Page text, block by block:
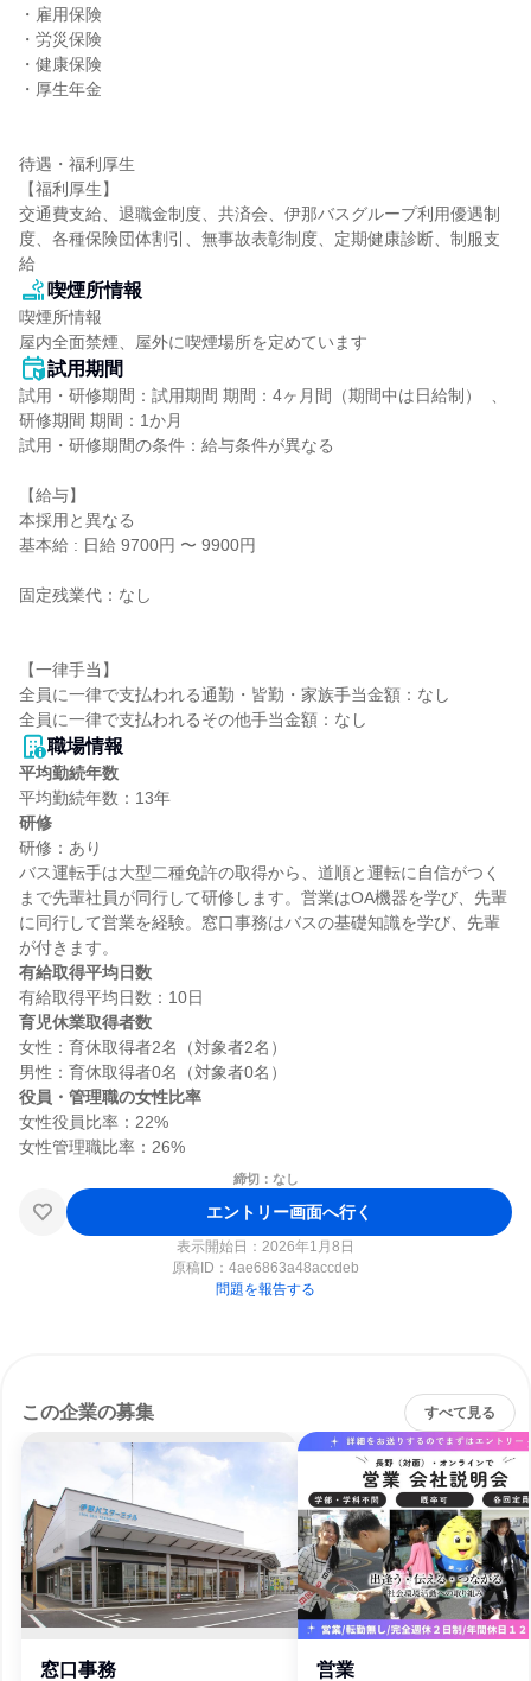
・雇用保険
・労災保険
・健康保険
・厚生年金
待遇・福利厚生
【福利厚生】
交通費支給、退職金制度、共済会、伊那バスグループ利用優遇制
度、各種保険団体割引、無事故表彰制度、定期健康診断、制服支
給
喫煙所情報
喫煙所情報
屋内全面禁煙、屋外に喫煙場所を定めています
試用期間
試用・研修期間：試用期間 期間：4ヶ月間（期間中は日給制）  、
研修期間 期間：1か月
試用・研修期間の条件：給与条件が異なる
【給与】
本採用と異なる
基本給 : 日給 9700円 〜 9900円
固定残業代：なし
【一律手当】
全員に一律で支払われる通勤・皆勤・家族手当金額：なし
職場情報
平均勤続年数
研修
研修：あり
バス運転手は大型二種免許の取得から、道順と運転に自信がつく
まで先輩社員が同行して研修します。営業はOA機器を学び、先輩
に同行して営業を経験。窓口事務はバスの基礎知識を学び、先輩
有給取得平均日数
育児休業取得者数
女性：育休取得者2名（対象者2名）
役員・管理職の女性比率
女性役員比率：22%
締切：なし
エントリー画面へ行く
表示開始日：2026年1月8日
原稿ID： 4ae6863a48accdeb
問題を報告する
この企業の募集 すべて見る
窓口事務 営業